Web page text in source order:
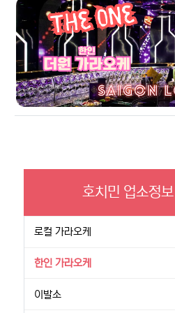
호치민 업소정보
로컬 가라오케
한인 가라오케
이발소